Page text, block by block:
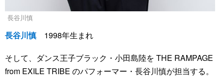
長谷川慎
長谷川慎 1998年生まれ
そして、ダンス王子ブラック・小田島陸を THE RAMPAGE
from EXILE TRIBE のパフォーマー・長谷川慎が担当する。